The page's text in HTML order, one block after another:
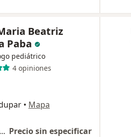
Beatriz
Paba
pediátrico
4 opiniones
• Mapa
Prueba intraepidérmica de alergia con escarificación o puntura Precio sin especificar